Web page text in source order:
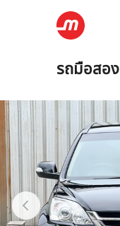
รถมือสอง